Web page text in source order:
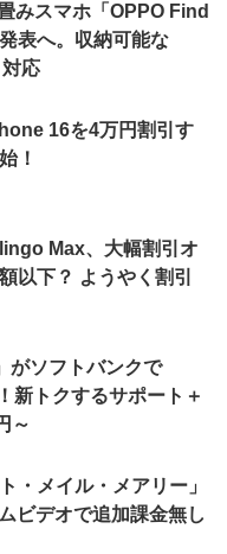
みスマホ「OPPO Find
表へ。収納可能な
対応
16を4万円割引す
！
Max、大幅割引オ
以下？ ようやく割引
がソフトバンクで
新トクするサポート＋
～
・メイル・メアリー」
ビデオで追加課金無し